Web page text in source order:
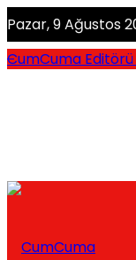
Pazar, 9 Ağustos
CumCuma